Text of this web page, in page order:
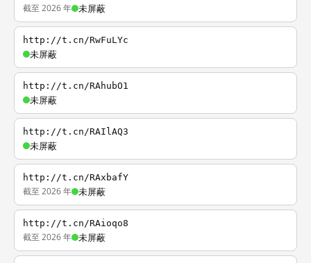
截至 2026 年 未屏蔽
http://t.cn/RwFuLYc
未屏蔽
http://t.cn/RAhubO1
未屏蔽
http://t.cn/RAIlAQ3
未屏蔽
http://t.cn/RAxbafY
截至 2026 年 未屏蔽
http://t.cn/RAioqo8
截至 2026 年 未屏蔽